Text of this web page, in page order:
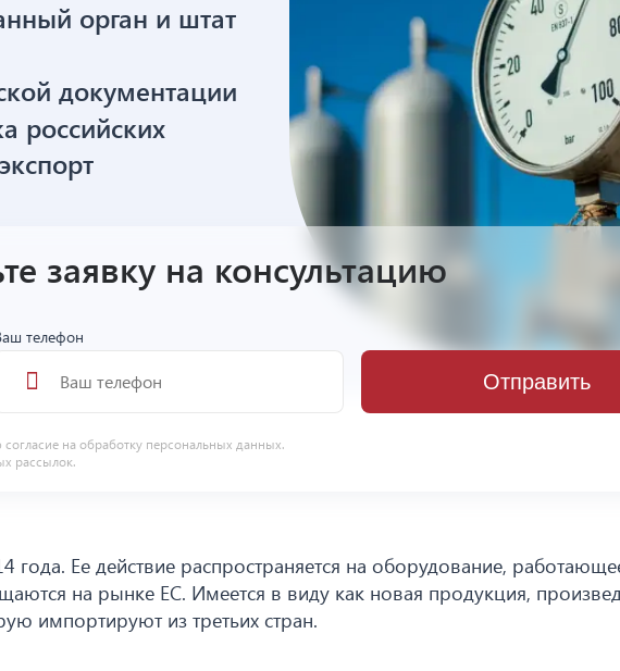
орган и штат
документации
российских
заявку на консультацию
телефон
Отправить
на обработку персональных данных.
рассылок.
Ее действие распространяется на оборудование,
на рынке ЕС. Имеется в виду как новая продукция,
импортируют из третьих стран.